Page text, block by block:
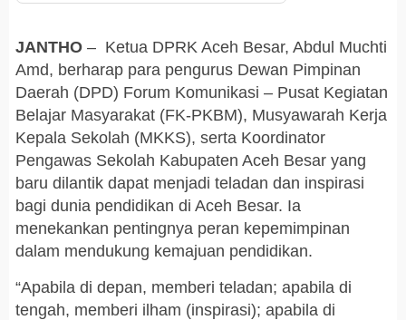
JANTHO – Ketua DPRK Aceh Besar, Abdul Muchti
Amd, berharap para pengurus Dewan Pimpinan
Daerah (DPD) Forum Komunikasi – Pusat Kegiatan
Belajar Masyarakat (FK-PKBM), Musyawarah Kerja
Kepala Sekolah (MKKS), serta Koordinator
Pengawas Sekolah Kabupaten Aceh Besar yang
baru dilantik dapat menjadi teladan dan inspirasi
bagi dunia pendidikan di Aceh Besar. Ia
menekankan pentingnya peran kepemimpinan
dalam mendukung kemajuan pendidikan.
“Apabila di depan, memberi teladan; apabila di
tengah, memberi ilham (inspirasi); apabila di